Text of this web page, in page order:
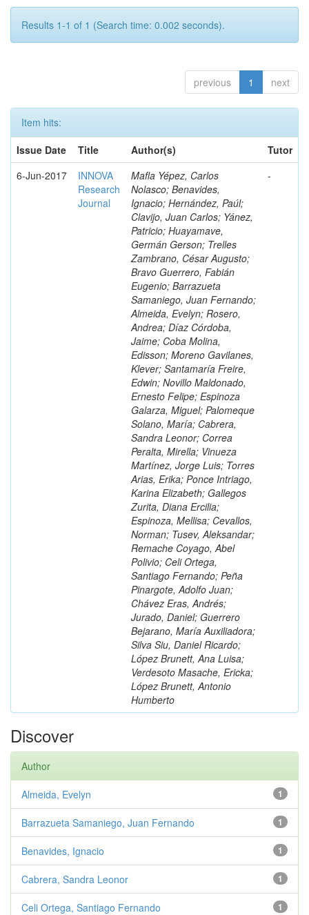
Results 1-1 of 1 (Search time: 0.002 seconds).
previous 1 next
Item hits:
Issue Date
Title Author(s)
Tutor
6-Jun-2017
INNOVA
Research
Journal
Mafla Yépez, Carlos
Nolasco; Benavides,
Ignacio; Hernández, Paúl;
Clavijo, Juan Carlos; Yánez,
Patricio; Huayamave,
Germán Gerson; Trelles
Zambrano, César Augusto;
Bravo Guerrero, Fabián
Eugenio; Barrazueta
Samaniego, Juan Fernando;
Almeida, Evelyn; Rosero,
Andrea; Díaz Córdoba,
Jaime; Coba Molina,
Edisson; Moreno Gavilanes,
Klever; Santamaría Freire,
Edwin; Novillo Maldonado,
Ernesto Felipe; Espinoza
Galarza, Miguel; Palomeque
Solano, María; Cabrera,
Sandra Leonor; Correa
Peralta, Mirella; Vinueza
Martínez, Jorge Luis; Torres
Arias, Erika; Ponce Intriago,
Karina Elizabeth; Gallegos
Zurita, Diana Ercilia;
Espinoza, Mellisa; Cevallos,
Norman; Tusev, Aleksandar;
Remache Coyago, Abel
Polivio; Celi Ortega,
Santiago Fernando; Peña
Pinargote, Adolfo Juan;
Chávez Eras, Andrés;
Jurado, Daniel; Guerrero
Bejarano, María Auxiliadora;
Silva Siu, Daniel Ricardo;
López Brunett, Ana Luisa;
Verdesoto Masache, Ericka;
López Brunett, Antonio
Humberto
-
Discover
Author
1
Almeida, Evelyn
1
Barrazueta Samaniego, Juan Fernando
1
Benavides, Ignacio
1
Cabrera, Sandra Leonor
1
Celi Ortega, Santiago Fernando